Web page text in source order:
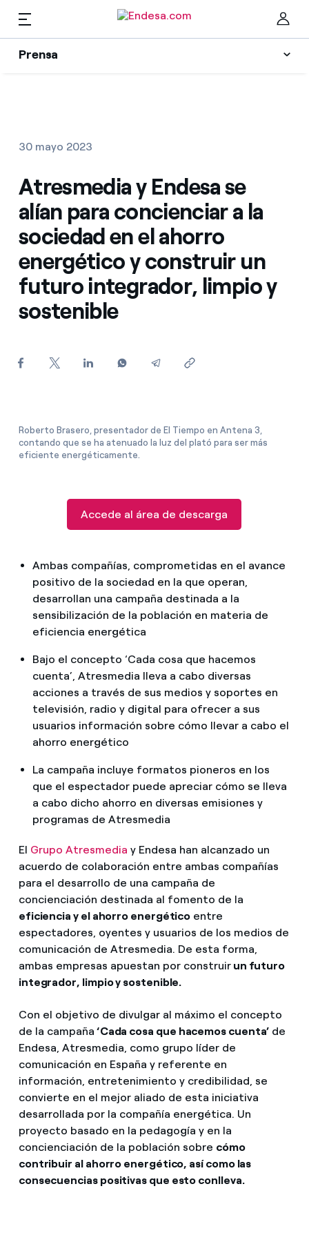
Prensa
Prensa
Encuentra la tarifa que más te conviene
Compara nuestras tarifas de empresa y ahorra
Por cada kWh que ahorres, te descontamos otro
¿Cómo ver mis facturas de Endesa?
Ofertas para autónomos y Pymes
¿Gestionas varias comunidades de propietarios?
Recursos
Colecciones
Contactos prensa
La cara e
ES
30 mayo 2023
Atresmedia y Endesa se
alían para concienciar a la
sociedad en el ahorro
energético y construir un
futuro integrador, limpio y
sostenible
Roberto Brasero, presentador de El Tiempo en Antena 3,
contando que se ha atenuado la luz del plató para ser más
eficiente energéticamente.
Accede al área de descarga
Ambas compañías, comprometidas en el avance
positivo de la sociedad en la que operan,
desarrollan una campaña destinada a la
sensibilización de la población en materia de
eficiencia energética
Bajo el concepto ‘Cada cosa que hacemos
cuenta’, Atresmedia lleva a cabo diversas
acciones a través de sus medios y soportes en
televisión, radio y digital para ofrecer a sus
usuarios información sobre cómo llevar a cabo el
ahorro energético
La campaña incluye formatos pioneros en los
que el espectador puede apreciar cómo se lleva
a cabo dicho ahorro en diversas emisiones y
programas de Atresmedia
El Grupo Atresmedia y Endesa han alcanzado un
acuerdo de colaboración entre ambas compañías
para el desarrollo de una campaña de
concienciación destinada al fomento de la
eficiencia y el ahorro energético entre
espectadores, oyentes y usuarios de los medios de
comunicación de Atresmedia. De esta forma,
ambas empresas apuestan por construirun futuro
integrador, limpio y sostenible.
Con el objetivo de divulgar al máximo el concepto
de la campaña ‘Cada cosa que hacemos cuenta’ de
Endesa, Atresmedia, como grupo líder de
comunicación en España y referente en
información, entretenimiento y credibilidad, se
convierte en el mejor aliado de esta iniciativa
desarrollada por la compañía energética. Un
proyecto basado en la pedagogía y en la
concienciación de la población sobre cómo
contribuir al ahorro energético, así como las
consecuencias positivas que esto conlleva.